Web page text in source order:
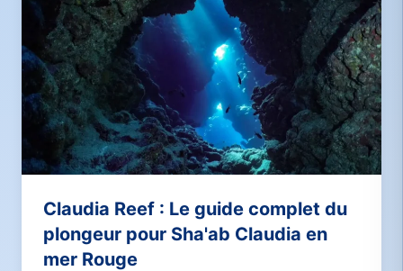
Claudia Reef : Le guide complet du
plongeur pour Sha'ab Claudia en
mer Rouge